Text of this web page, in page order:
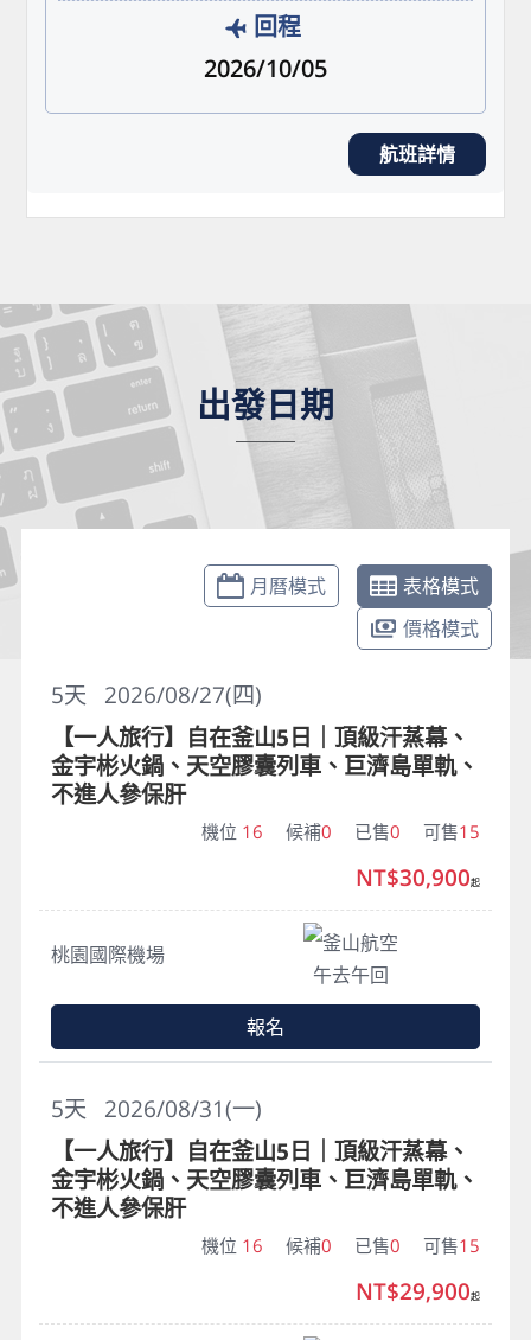
回程
2026/10/05
航班詳情
出發日期
月曆模式
表格模式
價格模式
2026/08/27(四)
5天
【一人旅行】自在釜山5日｜頂級汗蒸幕、
金宇彬火鍋、天空膠囊列車、巨濟島單軌、
不進人參保肝
機位 16 候補0 已售0 可售15
桃園國際機場
釜山航空
午去午回
NT$30,900起
報名
2026/08/31(一)
5天
【一人旅行】自在釜山5日｜頂級汗蒸幕、
金宇彬火鍋、天空膠囊列車、巨濟島單軌、
不進人參保肝
機位 16 候補0 已售0 可售15
NT$29,900起